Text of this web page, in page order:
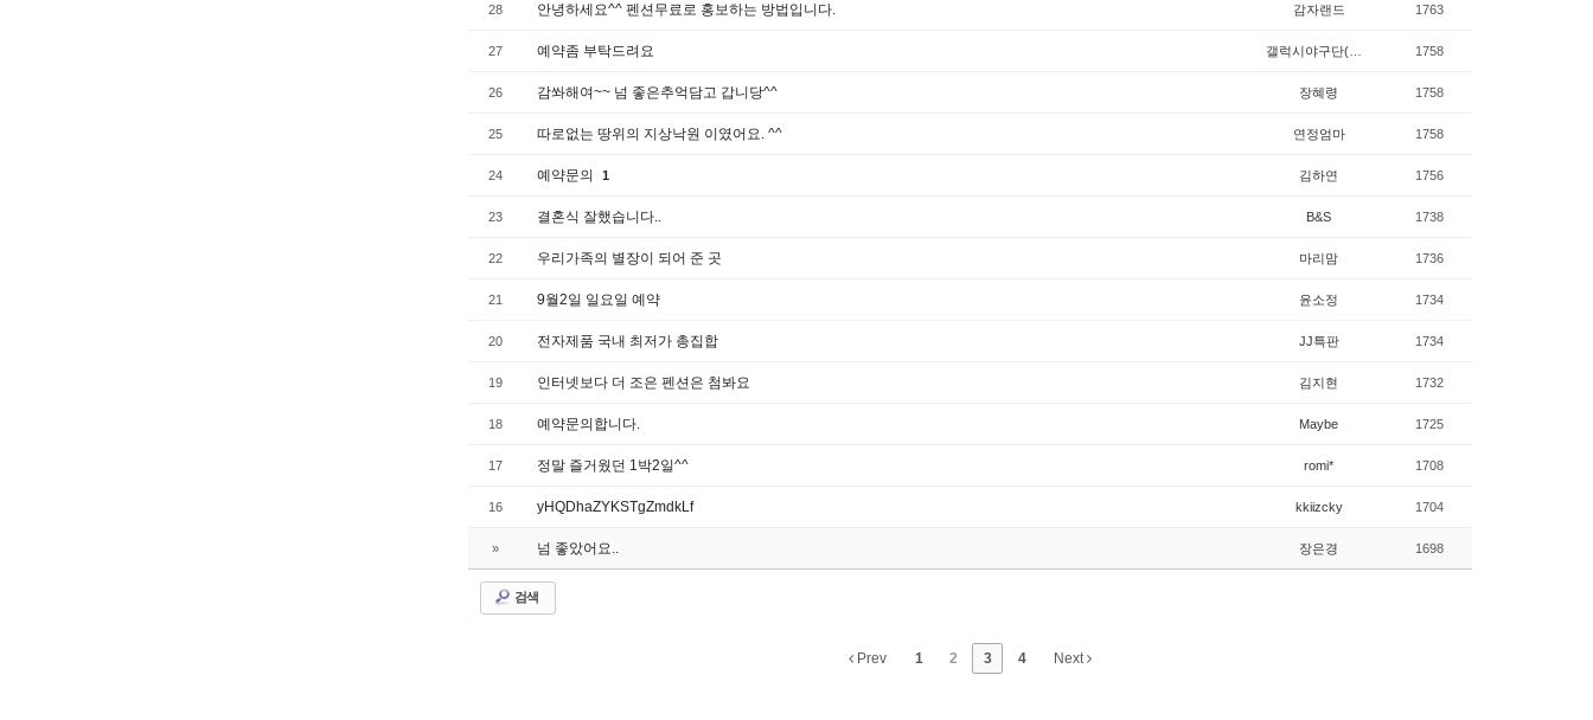
28 안녕하세요^^ 펜션무료로 홍보하는 방법입니다. 감자랜드 1763
27 예약좀 부탁드려요 갤럭시야구단(김해관내) 1758
26 감쏴해여~~ 넘 좋은추억담고 갑니당^^ 장혜령 1758
25 따로없는 땅위의 지상낙원 이였어요. ^^ 연정엄마 1758
24 예약문의 1 김하연 1756
23 결혼식 잘했습니다.. B&S 1738
22 우리가족의 별장이 되어 준 곳 마리맘 1736
21 9월2일 일요일 예약 윤소정 1734
20 전자제품 국내 최저가 총집합 JJ특판 1734
19 인터넷보다 더 조은 펜션은 첨봐요 김지현 1732
18 예약문의합니다. Maybe 1725
17 정말 즐거웠던 1박2일^^ romi* 1708
16 yHQDhaZYKSTgZmdkLf kkiizcky 1704
» 넘 좋았어요.. 장은경 1698
검색
Prev 1 2 3 4 Next